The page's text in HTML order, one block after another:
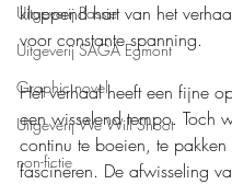
Uitgeverij Passie
Uitgeverij SAGA Egmont
Graphic novel
Uitgeverij We Will Shoot
non-fictie
kloppend hart van het
voor constante spanning.
Het verhaal heeft een fijne
een wisselend tempo. Toch
continu te boeien, te pakken
fascineren. De afwisseling